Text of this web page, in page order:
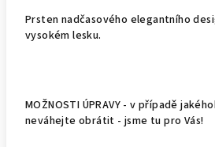
Prsten nadčasového elegantního
vysokém lesku.
MOŽNOSTI ÚPRAVY - v případě
neváhejte obrátit - jsme tu pro Vás!